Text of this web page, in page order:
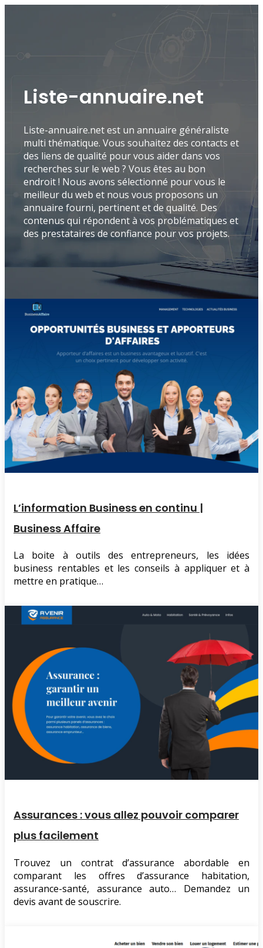
Liste-annuaire.net
Liste-annuaire.net est un annuaire généraliste
multi thématique. Vous souhaitez des contacts et
des liens de qualité pour vous aider dans vos
recherches sur le web ? Vous êtes au bon
endroit ! Nous avons sélectionné pour vous le
meilleur du web et nous vous proposons un
annuaire fourni, pertinent et de qualité. Des
contenus qui répondent à vos problématiques et
des prestataires de confiance pour vos projets.
L’information Business en continu |
Business Affaire
La boite à outils des entrepreneurs, les idées
business rentables et les conseils à appliquer et à
mettre en pratique…
Assurances : vous allez pouvoir comparer
plus facilement
Trouvez un contrat d’assurance abordable en
comparant les offres d’assurance habitation,
assurance-santé, assurance auto… Demandez un
devis avant de souscrire.